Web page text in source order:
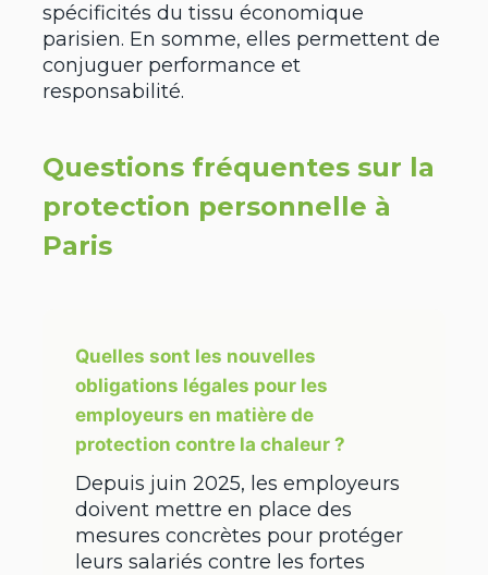
spécificités du tissu économique
parisien. En somme, elles permettent de
conjuguer performance et
responsabilité.
Questions fréquentes sur la
protection personnelle à
Paris
Quelles sont les nouvelles
obligations légales pour les
employeurs en matière de
protection contre la chaleur ?
Depuis juin 2025, les employeurs
doivent mettre en place des
mesures concrètes pour protéger
leurs salariés contre les fortes